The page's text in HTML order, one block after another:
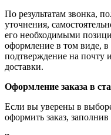
По результатам звонка,
уточнения,
его необходимыми
оформление в том виде, в
подтверждение на почту
доставки.
Оформление заказа в
Если вы уверены в
оформить заказ,